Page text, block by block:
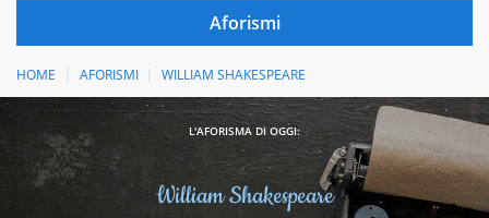
HOME AFORISMI WILLIAM SHAKESPEARE
L'AFORISMA DI OGGI:
William Shakespeare